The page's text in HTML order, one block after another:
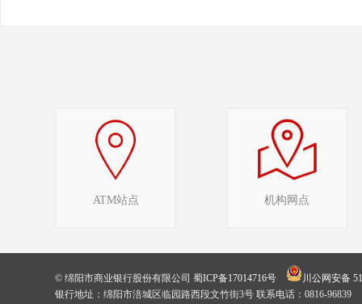
ATM站点 机构网点
© 绵阳市商业银行股份有限公司 蜀ICP备17014716号
川公网安备
银行地址：绵阳市涪城区临园路西段文竹街3号 联系电话：0816-96839